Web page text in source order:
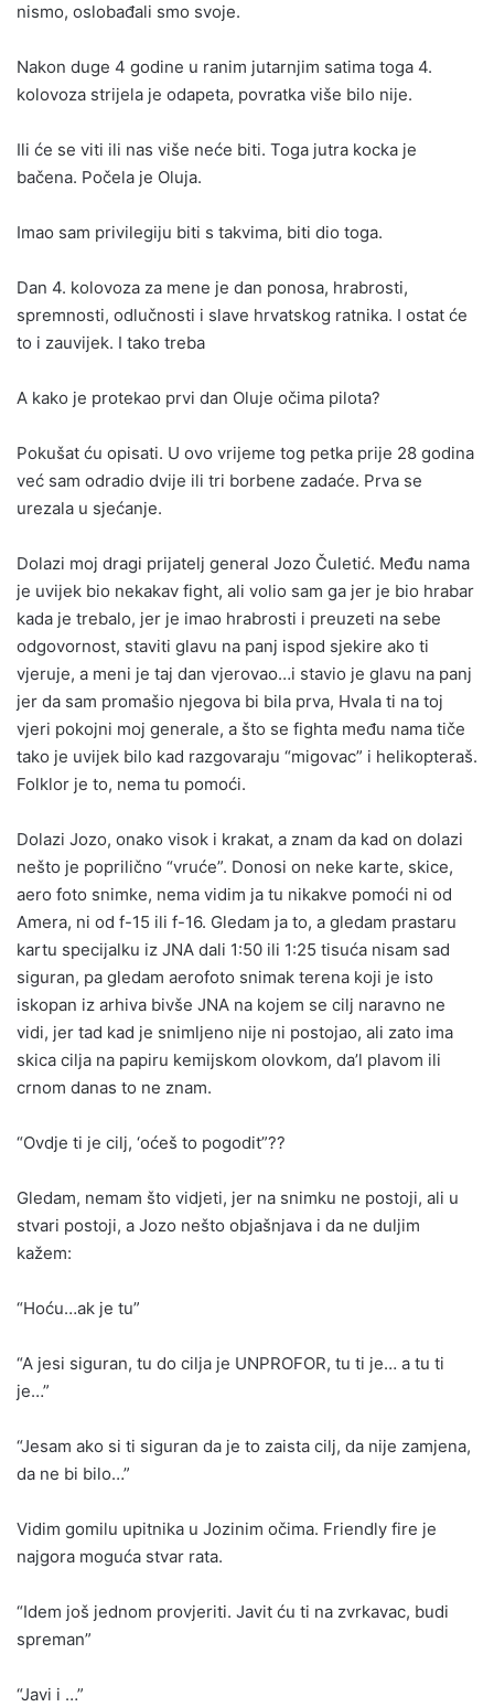
nismo, oslobađali smo svoje.
Nakon duge 4 godine u ranim jutarnjim satima toga 4.
kolovoza strijela je odapeta, povratka više bilo nije.
Ili će se viti ili nas više neće biti. Toga jutra kocka je
bačena. Počela je Oluja.
Imao sam privilegiju biti s takvima, biti dio toga.
Dan 4. kolovoza za mene je dan ponosa, hrabrosti,
spremnosti, odlučnosti i slave hrvatskog ratnika. I ostat će
to i zauvijek. I tako treba
A kako je protekao prvi dan Oluje očima pilota?
Pokušat ću opisati. U ovo vrijeme tog petka prije 28 godina
već sam odradio dvije ili tri borbene zadaće. Prva se
urezala u sjećanje.
Dolazi moj dragi prijatelj general Jozo Čuletić. Među nama
je uvijek bio nekakav fight, ali volio sam ga jer je bio hrabar
kada je trebalo, jer je imao hrabrosti i preuzeti na sebe
odgovornost, staviti glavu na panj ispod sjekire ako ti
vjeruje, a meni je taj dan vjerovao…i stavio je glavu na panj
jer da sam promašio njegova bi bila prva, Hvala ti na toj
vjeri pokojni moj generale, a što se fighta među nama tiče
tako je uvijek bilo kad razgovaraju “migovac” i helikopteraš.
Folklor je to, nema tu pomoći.
Dolazi Jozo, onako visok i krakat, a znam da kad on dolazi
nešto je poprilično “vruće”. Donosi on neke karte, skice,
aero foto snimke, nema vidim ja tu nikakve pomoći ni od
Amera, ni od f-15 ili f-16. Gledam ja to, a gledam prastaru
kartu specijalku iz JNA dali 1:50 ili 1:25 tisuća nisam sad
siguran, pa gledam aerofoto snimak terena koji je isto
iskopan iz arhiva bivše JNA na kojem se cilj naravno ne
vidi, jer tad kad je snimljeno nije ni postojao, ali zato ima
skica cilja na papiru kemijskom olovkom, da’l plavom ili
crnom danas to ne znam.
“Ovdje ti je cilj, ‘oćeš to pogodit”??
Gledam, nemam što vidjeti, jer na snimku ne postoji, ali u
stvari postoji, a Jozo nešto objašnjava i da ne duljim
kažem:
“Hoću…ak je tu”
“A jesi siguran, tu do cilja je UNPROFOR, tu ti je… a tu ti
je…”
“Jesam ako si ti siguran da je to zaista cilj, da nije zamjena,
da ne bi bilo…”
Vidim gomilu upitnika u Jozinim očima. Friendly fire je
najgora moguća stvar rata.
“Idem još jednom provjeriti. Javit ću ti na zvrkavac, budi
spreman”
“Javi i …”